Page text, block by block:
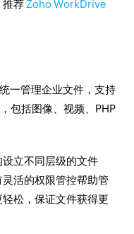
推荐 Zoho WorkDrive
一管理企业文件，支持
包括图像、视频、PHP
立不同层级的文件
活的权限管控帮助管
松，保证文件获得更